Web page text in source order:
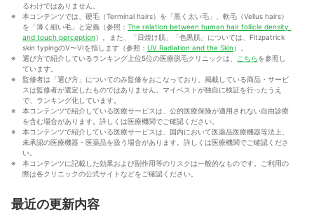
るわけではありません。
本コンテンツでは、硬毛（Terminal hairs）を「黒く太い毛」、軟毛（Vellus hairs）
を「薄く細い毛」と定義（参照： The relation between human hair follicle density
and touch perception）。また、「日焼け肌」「色黒肌」については、Fitzpatrick
skin typingのV〜VIを指します（参照： UV Radiation and the Skin）。
選び方で紹介しているランキング上位5位の医療脱毛クリニックは、
こちらを参照し
ています。
監修者は「選び方」についてのみ監修をおこなっており、掲載している商品・サービ
スは監修者が選定したものではありません。マイベストが独自に検証を行ったうえ
で、ランキング化しています。
本コンテンツで紹介している医療サービスは、公的医療保険が適用されない自由診療
を含む場合があります。詳しくは医療機関でご確認ください。
本コンテンツで紹介している医療サービスは、国内において医薬品医療機器等法上、
未承認の医療機器・医薬品を扱う場合があります。詳しくは医療機関でご確認くださ
い。
本コンテンツに記載した効果および副作用等のリスクは一般的なものです。ご利用の
際は各クリニックの公式サイトなどをご確認ください。
最近の更新内容